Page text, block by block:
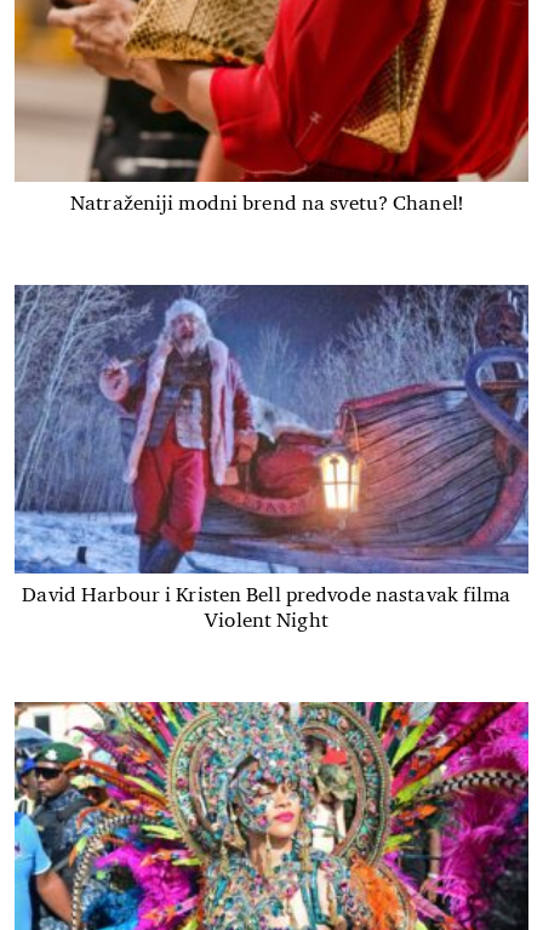
Natraženiji modni brend na svetu? Chanel!
David Harbour i Kristen Bell predvode nastavak filma
Violent Night